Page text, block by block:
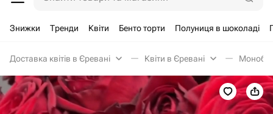
Знижки Тренди Квіти Бенто торти Полуниця в шоколаді
Доставка квітів в Єревані Квіти в Єревані